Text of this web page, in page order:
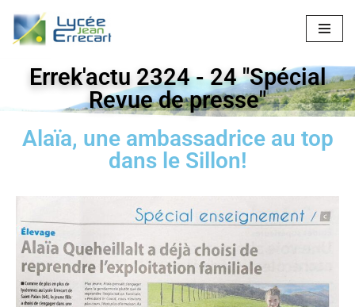
Aller
contenu
Errek'actu 2324 - 24 "Spécial
Revue de presse"
Alaïa, une ambassadrice au top
dans le Sillon!